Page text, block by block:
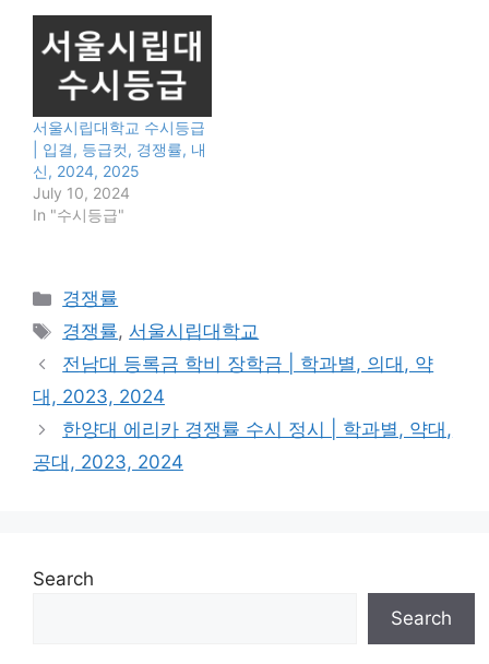
서울시립대학교 수시등급
| 입결, 등급컷, 경쟁률, 내
신, 2024, 2025
July 10, 2024
In "수시등급"
Categories
경쟁률
Tags
경쟁률, 서울시립대학교
전남대 등록금 학비 장학금 | 학과별, 의대, 약
대, 2023, 2024
한양대 에리카 경쟁률 수시 정시 | 학과별, 약대,
공대, 2023, 2024
Search
Search